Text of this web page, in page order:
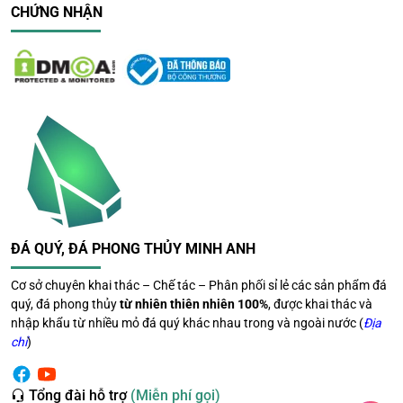
đạt được những điều tốt lành trong cuộc sống.
🎁Tượng Phật – Món Quà
Phong Thủy Ý Nghĩa
Tượng Phật là món quà phong thủy tuyệt vời cho nhiều
dịp đặc biệt như:
🎉Khai trương, tân gia, mừng thăng chức
💼Quà tặng đối tác, bạn bè, đồng nghiệp
🏠Trang trí không gian sống, phòng khách, phòng
làm việc
👪Quà tặng cho gia đình, người thân yêu
Đặc biệt,Tượng Phậtcũng là món quà đầy ý nghĩa, thể
hiện sự quan tâm và yêu thương dành cho người nhận.
Không chỉ mang lại giá trị tinh thần, mà còn giúp
thu hút tài lộc
sống.
CHỨNG NHẬN
ĐÁ QUÝ, ĐÁ PHONG THỦY MINH ANH
Cơ sở chuyên khai thác – Chế tác – Phân phối sỉ lẻ các sản phẩm đá
quý, đá phong thủytừ nhiên thiên nhiên 100%, được khai thác và
nhập khẩu từ nhiều mỏ đá quý khác nhau trong và ngoài nước (Địa
chỉ)
Tổng đài hỗ trợ (Miễn phí gọi)